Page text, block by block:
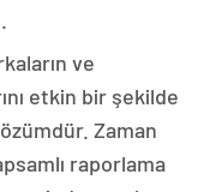
ve
etkin bir şekilde
Zaman
raporlama